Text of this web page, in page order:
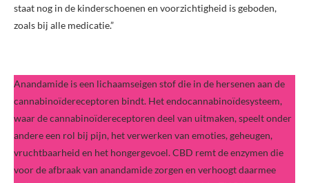
staat nog in de kinderschoenen en voorzichtigheid is geboden,
zoals bij alle medicatie.”
Anandamide is een lichaamseigen stof die in de hersenen aan de
cannabinoïdereceptoren bindt. Het endocannabinoïdesysteem,
waar de cannabinoïdereceptoren deel van uitmaken, speelt onder
andere een rol bij pijn, het verwerken van emoties, geheugen,
vruchtbaarheid en het hongergevoel. CBD remt de enzymen die
voor de afbraak van anandamide zorgen en verhoogt daarmee